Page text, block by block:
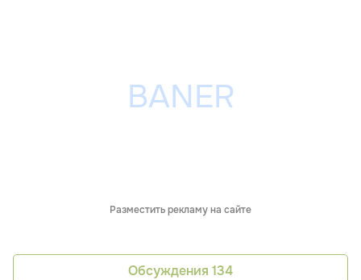
Разместить рекламу на сайте
Обсуждения 134